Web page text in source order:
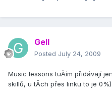
Gell
Posted July 24, 2009
Music lessons tuÄí­m přidávají­
skillů, u tÄch přes linku to je 0%).